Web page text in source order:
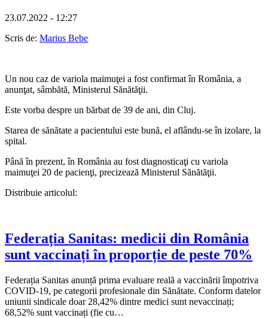
23.07.2022 - 12:27
Scris de: Marius Bebe
Un nou caz de variola maimuţei a fost confirmat în România, a
anunţat, sâmbătă, Ministerul Sănătăţii.
Este vorba despre un bărbat de 39 de ani, din Cluj.
Starea de sănătate a pacientului este bună, el aflându-se în izolare, la
spital.
Până în prezent, în România au fost diagnosticaţi cu variola
maimuţei 20 de pacienţi, precizează Ministerul Sănătăţii.
Distribuie articolul:
Federația Sanitas: medicii din România
sunt vaccinați în proporție de peste 70%
Federația Sanitas anunță prima evaluare reală a vaccinării împotriva
COVID-19, pe categorii profesionale din Sănătate. Conform datelor
uniunii sindicale doar 28,42% dintre medici sunt nevaccinați;
68,52% sunt vaccinați (fie cu…